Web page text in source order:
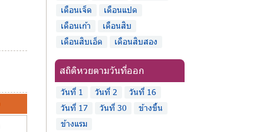
เดือนเจ็ด
เดือนแปด
เดือนเก้า
เดือนสิบ
เดือนสิบเอ็ด
เดือนสิบสอง
สถิติหวยตามวันที่ออก
วันที่ 1 วันที่ 2
วันที่ 16
วันที่ 17
วันที่ 30
ข้างขึ้น
ข้างแรม